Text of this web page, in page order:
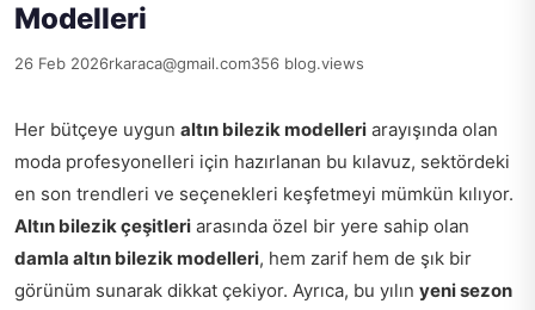
Modelleri
26 Feb 2026rkaraca@gmail.com356 blog.views
Her bütçeye uygun altın bilezik modelleri arayışında olan
moda profesyonelleri için hazırlanan bu kılavuz, sektördeki
en son trendleri ve seçenekleri keşfetmeyi mümkün kılıyor.
Altın bilezik çeşitleri arasında özel bir yere sahip olan
damla altın bilezik modelleri, hem zarif hem de şık bir
görünüm sunarak dikkat çekiyor. Ayrıca, bu yılın yeni sezon